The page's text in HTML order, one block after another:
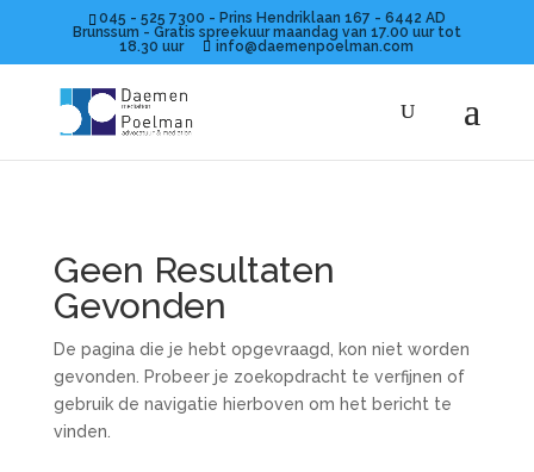
045 - 525 7300 - Prins Hendriklaan 167 - 6442 AD
Brunssum - Gratis spreekuur maandag van 17.00 uur tot
18.30 uur
info@daemenpoelman.com
Geen Resultaten
Gevonden
De pagina die je hebt opgevraagd, kon niet worden
gevonden. Probeer je zoekopdracht te verfijnen of
gebruik de navigatie hierboven om het bericht te
vinden.